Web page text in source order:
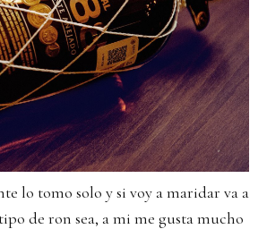
lo tomo solo y si voy a maridar va a
de ron sea, a mi me gusta mucho